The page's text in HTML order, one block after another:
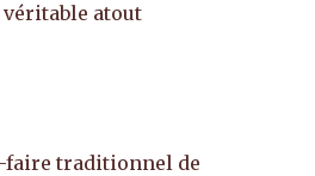
atout
faire traditionnel de